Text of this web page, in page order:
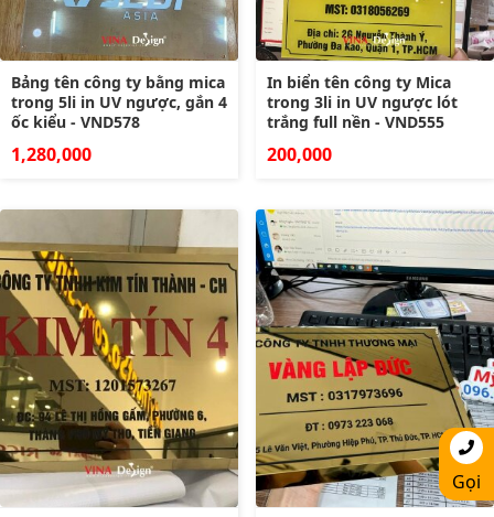
Bảng tên công ty bằng mica
trong 5li in UV ngược, gắn 4
ốc kiểu - VND578
1,280,000
In biển tên công ty Mica
trong 3li in UV ngược lót
trắng full nền - VND555
200,000
Gọi